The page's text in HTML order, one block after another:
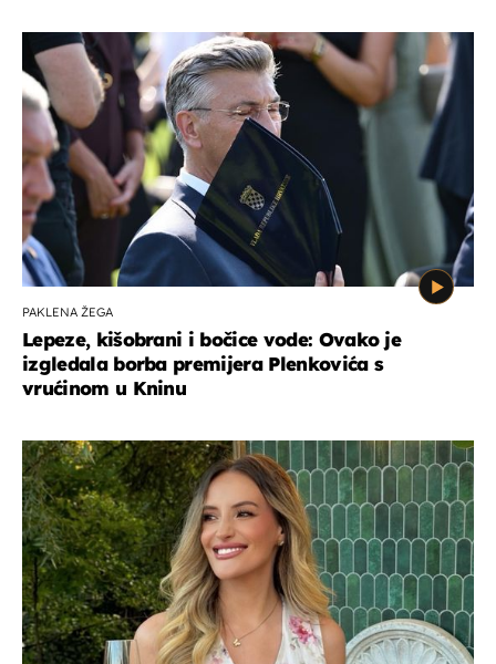
PAKLENA ŽEGA
Lepeze, kišobrani i bočice vode: Ovako je
izgledala borba premijera Plenkovića s
vrućinom u Kninu